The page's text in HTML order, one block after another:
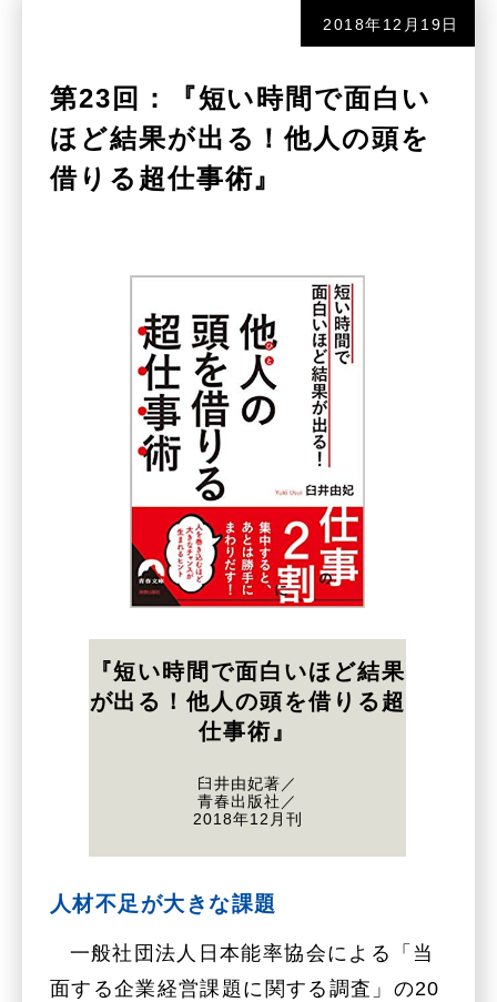
2018年12月19日
第23回：『短い時間で面白い
ほど結果が出る！他人の頭を
借りる超仕事術』
『短い時間で面白いほど結果
が出る！他人の頭を借りる超
仕事術』
臼井由妃著／
青春出版社／
2018年12月刊
人材不足が大きな課題
一般社団法人日本能率協会による「当
面する企業経営課題に関する調査」の20